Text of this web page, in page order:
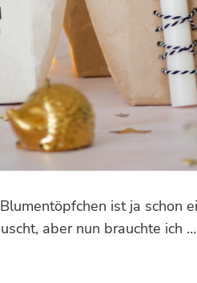
ist ja schon
aber nun brauchte ich …